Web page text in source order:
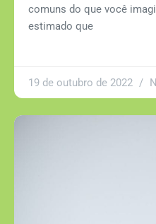
comuns do que você
estimado que
19 de outubro de 2022